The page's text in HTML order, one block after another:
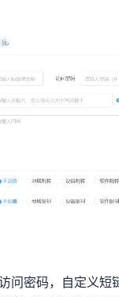
问密码，自定义